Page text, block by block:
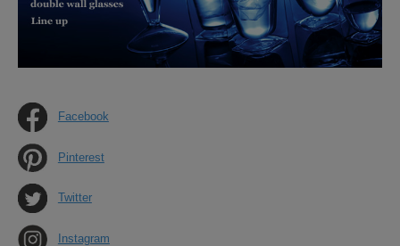
Facebook
Pinterest
Twitter
Instagram